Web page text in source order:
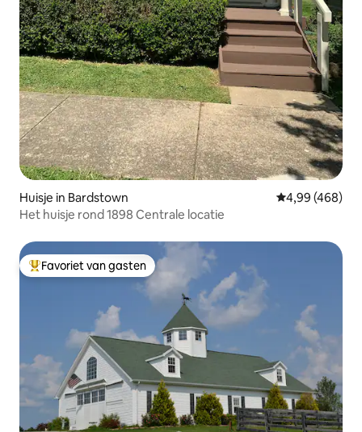
Huisje in Bardstown Gemiddelde
4,99 (468)
Het huisje rond 1898 Centrale locatie
Topfavoriet van gasten
Favoriet van gasten